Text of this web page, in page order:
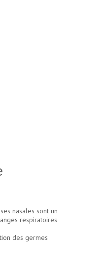
nasales sont un
respiratoires
des germes